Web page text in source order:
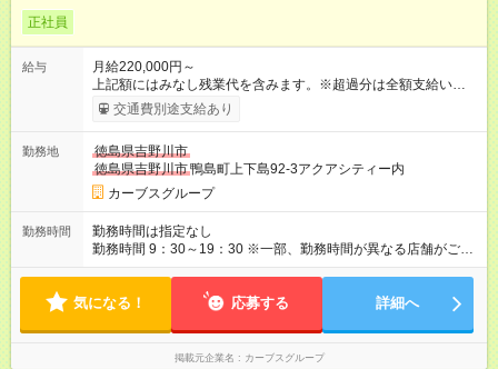
正社員
給与
月給220,000円～
上記額にはみなし残業代を含みます。※超過分は全額支給いたし
ます。 みなし残業代 15,000円／月 みなし残業時間 10時間／月
【試用期間】試用期間あり 試用期間の長さ：6ヶ月 ※ 雇用形態
用時と同じです。 給与：月給 200,000円以上 上記額にはみなし
残業代を含みます。※超過分は全額支給いたします。 みなし残
業代 15,000円／月 みなし残業時間 10時間／月
交通費別途支給あり
勤務地
徳島県吉野川市
徳島県吉野川市鴨島町上下島92-3アクアシティー内
カーブスグループ
勤務時間
勤務時間は指定なし
勤務時間 9：30～19：30 ※一部、勤務時間が異なる店舗がござ
います。 ＜営業時間＞ 平日／10：00～13：00、15：00～19：
深夜シフトはありません）
気になる！ 応募する 詳細へ
掲載元企業名 カーブスグループ